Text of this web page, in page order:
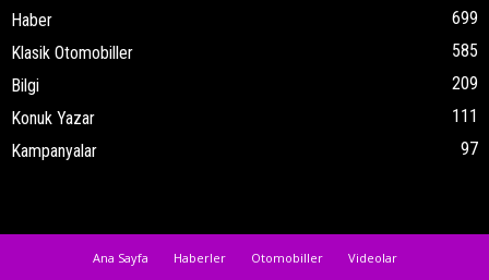
Haber
699
Klasik Otomobiller
585
Bilgi
209
Konuk Yazar
111
Kampanyalar
97
Ana Sayfa Haberler Otomobiller Videolar